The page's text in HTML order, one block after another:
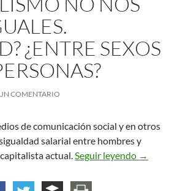
¿ENTRE SEXOS
COMENTARIO
de comunicación social y en otros
salarial entre hombres y
actual.Seguir leyendo El
→